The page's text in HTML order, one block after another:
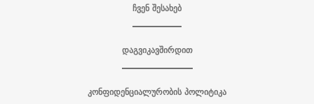
ჩვენ შესახებ
დაგვიკავშირდით
კონფიდენციალურობის პოლიტიკა